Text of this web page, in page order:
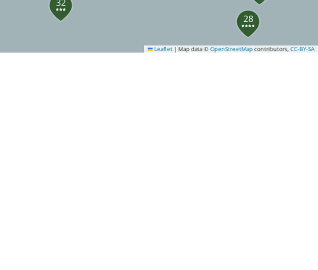
28
32
Leaflet | Map data © OpenStreetMap contributors, CC-BY-SA